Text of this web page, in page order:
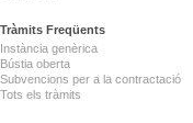
Tràmits Freqüents
Instància genèrica
Bústia oberta
Subvencions per a la contractació
Tots els tràmits